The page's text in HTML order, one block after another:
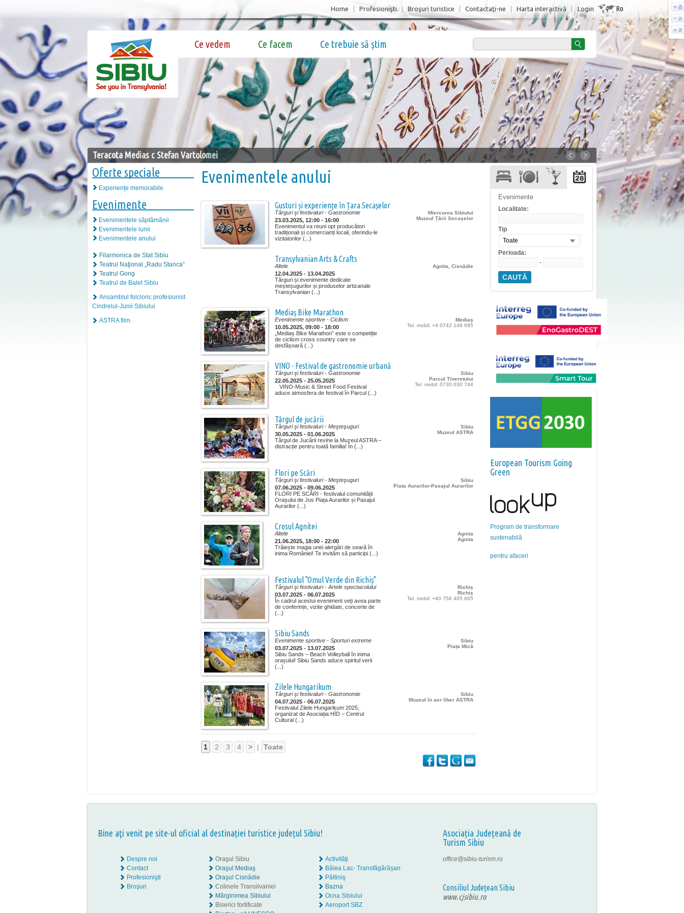
Login Ro
Home Profesionişti Broşuri turistice Contactaţi-ne Harta interactivă
Ce vedem Ce facem Ce trebuie să știm
Teracota Medias c Stefan Vartolomei
Oferte speciale
Experiențe memorabile
Evenimente
Evenimentele săptămânii
Evenimentele lunii
Evenimentele anului
Filarmonica de Stat Sibiu
Teatrul Naţional „Radu Stanca”
Teatrul Gong
Teatrul de Balet Sibiu
Ansamblul folcloric profesionist
Cindrelul-Junii Sibiului
ASTRA film
Evenimentele anului
Gusturi și experiențe în Țara Secașelor
Miercurea Sibiului
Muzeul Țării Secașelor
Târguri şi festivaluri - Gastronomie
23.03.2025, 12:00 - 16:00
Evenimentul va reuni opt producători
tradiționali și comercianți locali, oferindu-le
vizitatorilor (...)
Transylvanian Arts & Crafts
Agnita, Cisnădie
Altele
12.04.2025 - 13.04.2025
Târguri și evenimente dedicate
meșteșugurilor și produselor artizanale
Transylvanian (...)
Mediaș Bike Marathon
Mediaş
Tel. mobil: +4 0742 149 685
Evenimente sportive - Ciclism
10.05.2025, 09:00 - 18:00
„Mediaș Bike Marathon” este o competiție
de ciclism cross country care se
desfășoară (...)
VINO - Festival de gastronomie urbană
Sibiu
Parcul Tineretului
Tel. mobil: 0730 030 744
Târguri şi festivaluri - Gastronomie
22.05.2025 - 25.05.2025
VINO-Music & Street Food Festival
aduce atmosfera de festival în Parcul (...)
Târgul de jucării
Sibiu
Muzeul ASTRA
Târguri şi festivaluri - Meşteşuguri
30.05.2025 - 01.06.2025
Târgul de Jucării revine la Muzeul ASTRA –
distracție pentru toată familia! În (...)
Flori pe Scări
Sibiu
Piata Aurarilor-Pasajul Aurarilor
Târguri şi festivaluri - Meşteşuguri
07.06.2025 - 09.06.2025
FLORI PE SCĂRI - festivalul comunității
Orașului de Jos Piața Aurarilor și Pasajul
Aurarilor (...)
Crosul Agnitei
Agnita
Agnita
Altele
21.06.2025, 18:00 - 22:00
Trăiește magia unei alergări de seară în
inima României! Te invităm să participi (...)
Festivalul "Omul Verde din Richiș"
Richiș
Richiș
Tel. mobil: +40 756 405 665
Târguri şi festivaluri - Artele spectacolului
03.07.2025 - 06.07.2025
În cadrul acestui eveniment veți avea parte
de conferințe, vizite ghidate, concerte de
(...)
Sibiu Sands
Sibiu
Piața Mică
Evenimente sportive - Sporturi extreme
03.07.2025 - 13.07.2025
Sibiu Sands – Beach Volleyball în inima
orașului! Sibiu Sands aduce spiritul verii
(...)
Zilele Hungarikum
Sibiu
Muzeul în aer liber ASTRA
Târguri şi festivaluri - Gastronomie
04.07.2025 - 06.07.2025
Festivalul Zilele Hungarikum 2025,
organizat de Asociația HÍD – Centrul
Cultural (...)
1 2 3 4 > | Toate
Evenimente
Localitate:
Tip
Toate
Perioada:
-
CAUTĂ
European Tourism Going
Green
Program de transformare
sustenabilă
pentru afaceri
Bine aţi venit pe site-ul oficial al destinației turistice județul Sibiu!
Asociația Județeană de
Turism Sibiu
Despre noi
Contact
Profesionişti
Broşuri
Oraşul Sibiu
Oraşul Mediaş
Oraşul Cisnădie
Colinele Transilvaniei
Mărginimea Sibiului
Biserici fortificate
Activităţi
Bâlea Lac- Transfăgărășan
Păltiniş
Bazna
Ocna Sibiului
Aeroport SBZ
office@sibiu-turism.ro
Consiliul Județean Sibiu
www.cjsibiu.ro